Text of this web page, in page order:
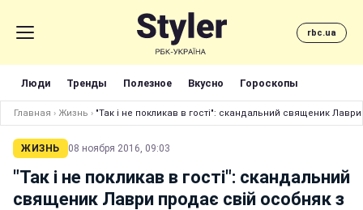
rbc.ua
Люди Тренды Полезное Вкусно Гороскопы
Главная › Жизнь › "Так і не покликав в гості": скандальний священик
ЖИЗНЬ 08 ноября 2016, 09:03
"Так і не покликав в гості": скандальний
священик Лаври продає свій особняк з